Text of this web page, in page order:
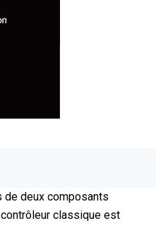
deux composants
classique est